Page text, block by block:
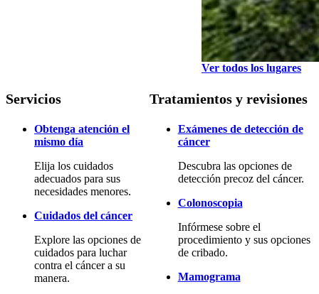
Ver todos los lugares
Servicios
Obtenga atención el
mismo día
Elija los cuidados
adecuados para sus
necesidades menores.
Cuidados del cáncer
Explore las opciones de
cuidados para luchar
contra el cáncer a su
manera.
Tratamientos y revisiones
Exámenes de detección de
cáncer
Descubra las opciones de
detección precoz del cáncer.
Colonoscopia
Infórmese sobre el
procedimiento y sus opciones
de cribado.
Mamograma